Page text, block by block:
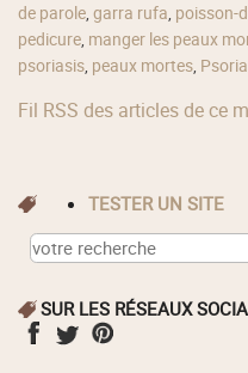
de parole,garra rufa, poisson-
pedicure, manger les peaux
psoriasis, peaux mortes,
Fil RSS des articles de ce
TESTER UN SITE
SUR LES RÉSEAUX